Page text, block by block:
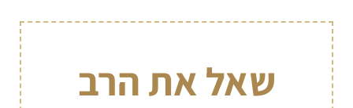
שאל את הרב